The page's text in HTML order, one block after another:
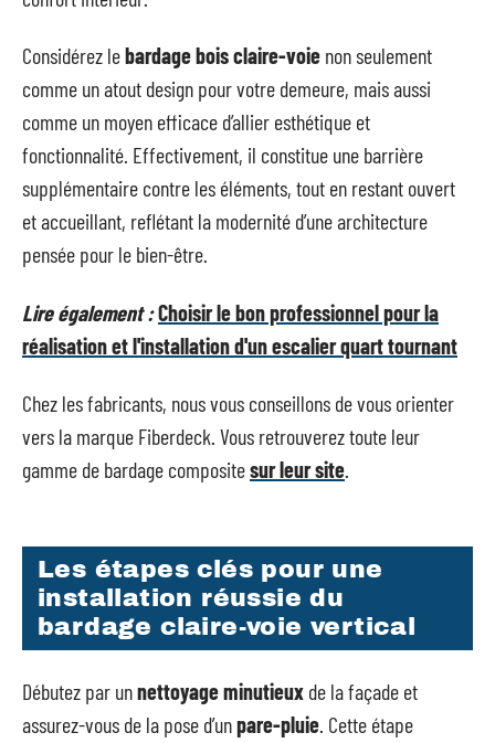
Considérez lebardage bois claire-voie non seulement
comme un atout design pour votre demeure, mais aussi
comme un moyen efficace d’allier esthétique et
fonctionnalité. Effectivement, il constitue une barrière
supplémentaire contre les éléments, tout en restant ouvert
et accueillant, reflétant la modernité d’une architecture
pensée pour le bien-être.
Lire également :Choisir le bon professionnel pour la
réalisation et l'installation d'un escalier quart tournant
Chez les fabricants, nous vous conseillons de vous orienter
vers la marque Fiberdeck. Vous retrouverez toute leur
gamme de bardage compositesur leur site.
Les étapes clés pour une
installation réussie du
bardage claire-voie vertical
Débutez par unnettoyage minutieux de la façade et
assurez-vous de la pose d’unpare-pluie. Cette étape